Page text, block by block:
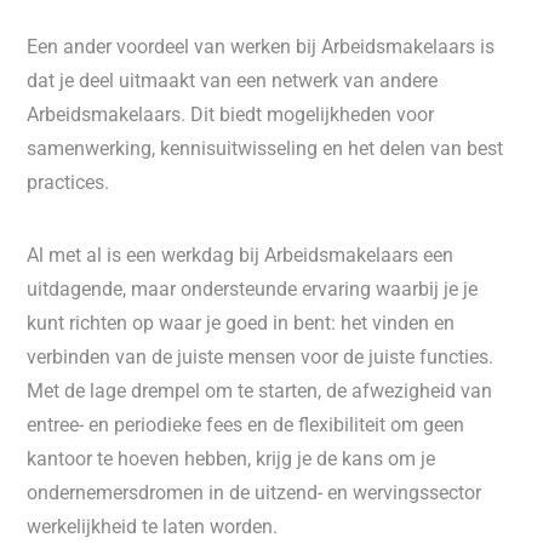
Een ander voordeel van werken bij Arbeidsmakelaars is
dat je deel uitmaakt van een netwerk van andere
Arbeidsmakelaars. Dit biedt mogelijkheden voor
samenwerking, kennisuitwisseling en het delen van best
practices.
Al met al is een werkdag bij Arbeidsmakelaars een
uitdagende, maar ondersteunde ervaring waarbij je je
kunt richten op waar je goed in bent: het vinden en
verbinden van de juiste mensen voor de juiste functies.
Met de lage drempel om te starten, de afwezigheid van
entree- en periodieke fees en de flexibiliteit om geen
kantoor te hoeven hebben, krijg je de kans om je
ondernemersdromen in de uitzend- en wervingssector
werkelijkheid te laten worden.